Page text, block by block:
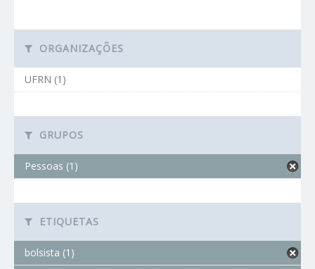
ORGANIZAÇÕES
UFRN (1)
GRUPOS
Pessoas (1)
ETIQUETAS
bolsista (1)